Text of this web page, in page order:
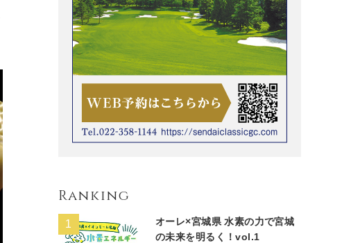
Ranking
オーレ×宮城県 水素の力で宮城
の未来を明るく！vol.1